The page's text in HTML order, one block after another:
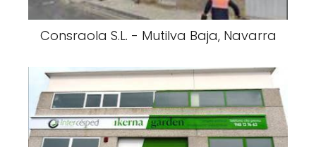
Consraola S.L. - Mutilva Baja, Navarra